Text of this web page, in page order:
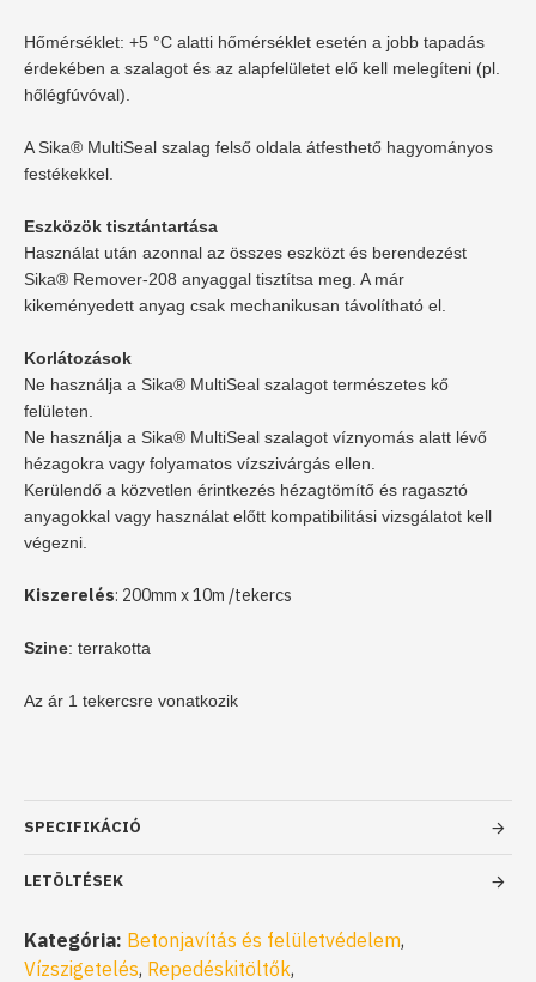
Hőmérséklet: +5 °C alatti hőmérséklet esetén a jobb tapadás
érdekében a szalagot és az alapfelületet elő kell melegíteni (pl.
hőlégfúvóval).
A Sika® MultiSeal szalag felső oldala átfesthető hagyományos
festékekkel.
Eszközök tisztántartása
Használat után azonnal az összes eszközt és berendezést
Sika® Remover-208 anyaggal tisztítsa meg. A már
kikeményedett anyag csak mechanikusan távolítható el.
Korlátozások
Ne használja a Sika® MultiSeal szalagot természetes kő
felületen.
Ne használja a Sika® MultiSeal szalagot víznyomás alatt lévő
hézagokra vagy folyamatos vízszivárgás ellen.
Kerülendő a közvetlen érintkezés hézagtömítő és ragasztó
anyagokkal vagy használat előtt kompatibilitási vizsgálatot kell
végezni.
Kiszerelés: 200mm x 10m /tekercs
Szine: terrakotta
Az ár 1 tekercsre vonatkozik
SPECIFIKÁCIÓ
LETÖLTÉSEK
Kategória: Betonjavítás és felületvédelem,
Vízszigetelés, Repedéskitöltők,